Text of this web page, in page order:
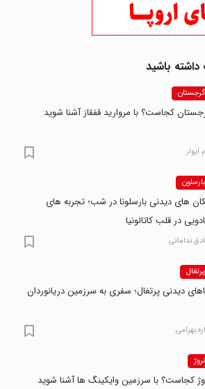
باشید
گرجستان
کجاست؟ با مروارید قفقاز آشنا شوید
ایوار
بارسلون
های دیدنی بارسلونا در شب؛ تجربه های
در قلب کاتالونیا
نداماتی
پرتغال
دیدنی پرتغال؛ سفری به سرزمین دریانوردان
بهرامی
نروژ
کجاست؟ با سرزمین وایکینگ ها آشنا شوید